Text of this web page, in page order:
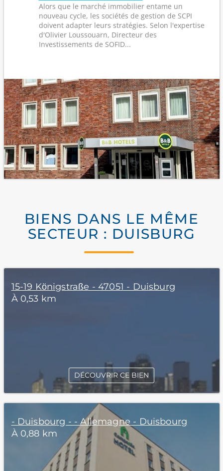
Alors que le marché immobilier entame un
nouveau cycle, les sociétés de gestion de SCPI
doivent adapter leurs stratégies. Selon l'expertise
d'Olivier Loussouarn, Directeur des
Investissements de SOFID...
BIENS DANS LE MÊME
SECTEUR : DUISBURG
15-19 Königstraße - 47051 - Duisburg
À 0,53 km
DÉCOUVRIR CE BIEN
- Duisbourg - - Allemagne - Duisbourg
À 0,88 km